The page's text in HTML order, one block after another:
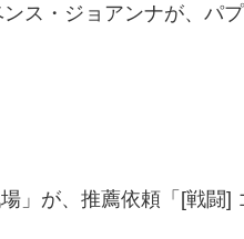
ス・ジョアンナが、パ
」が、推薦依頼「[戦闘]